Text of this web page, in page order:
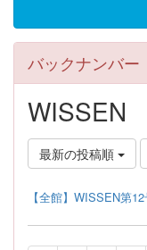
バックナンバー
WISSEN
最新の投稿順
【全館】WISSEN第